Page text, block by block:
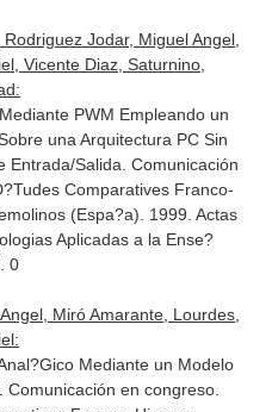
Jodar, Miguel Angel,
Vicente Diaz, Saturnino,
PWM Empleando un
una Arquitectura PC Sin
Entrada/Salida. Comunicación
Comparatives Franco-
(Espa?a). 1999. Actas
Aplicadas a la Ense?
0
Miró Amarante, Lourdes,
Mediante un Modelo
en congreso.